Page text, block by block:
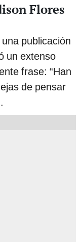
Flores
publicación
un extenso
frase: “Han
de pensar